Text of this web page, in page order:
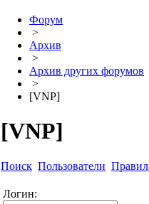
Форум
>
Архив
>
Архив других форумов
>
[VNP]
[VNP]
Поиск Пользователи
Логин: